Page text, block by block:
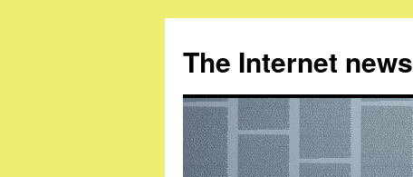
The Internet news